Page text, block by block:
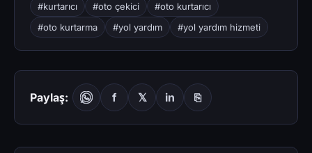
#kurtarıcı
#oto çekici
#oto kurtarıcı
#oto kurtarma
#yol yardım #yol yardım hizmeti
Paylaş: f 𝕏 in ⎘